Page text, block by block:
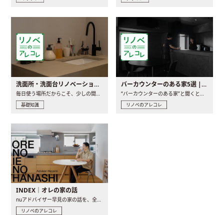
洗面所・洗面台リノベーションの事例と間取りアイデア
毎日使う場所だからこそ、少しの間取りの工夫や素材の選び方で..
基礎知識
バーカウンターのある家5選 | 日常に馴染む“距離の近い”キッチンとは
“バーカウンターのある家”と聞くと、少し特別な、大人のための..
リノベのアレコレ
INDEX｜オレの家の話
nuアドバイザー早見の家の話を、全4話でお届け。リノベーションを..
リノベのアレコレ